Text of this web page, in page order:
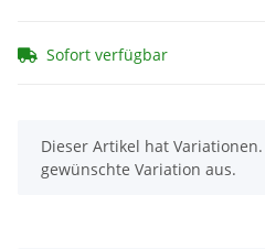
Sofort verfügbar
x
Dieser Artikel hat
gewünschte Variation aus.